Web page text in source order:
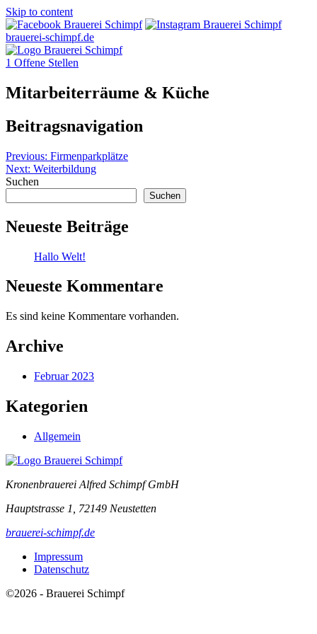
Skip to content
brauerei-schimpf.de
1 Offene Stellen
Mitarbeiterräume & Küche
Beitragsnavigation
Previous: Firmenparkplätze
Next: Weiterbildung
Suchen
Suchen
Neueste Beiträge
Hallo Welt!
Neueste Kommentare
Es sind keine Kommentare vorhanden.
Archive
Februar 2023
Kategorien
Allgemein
Kronenbrauerei Alfred Schimpf GmbH
Hauptstrasse 1, 72149 Neustetten
brauerei-schimpf.de
Impressum
Datenschutz
©2026 - Brauerei Schimpf